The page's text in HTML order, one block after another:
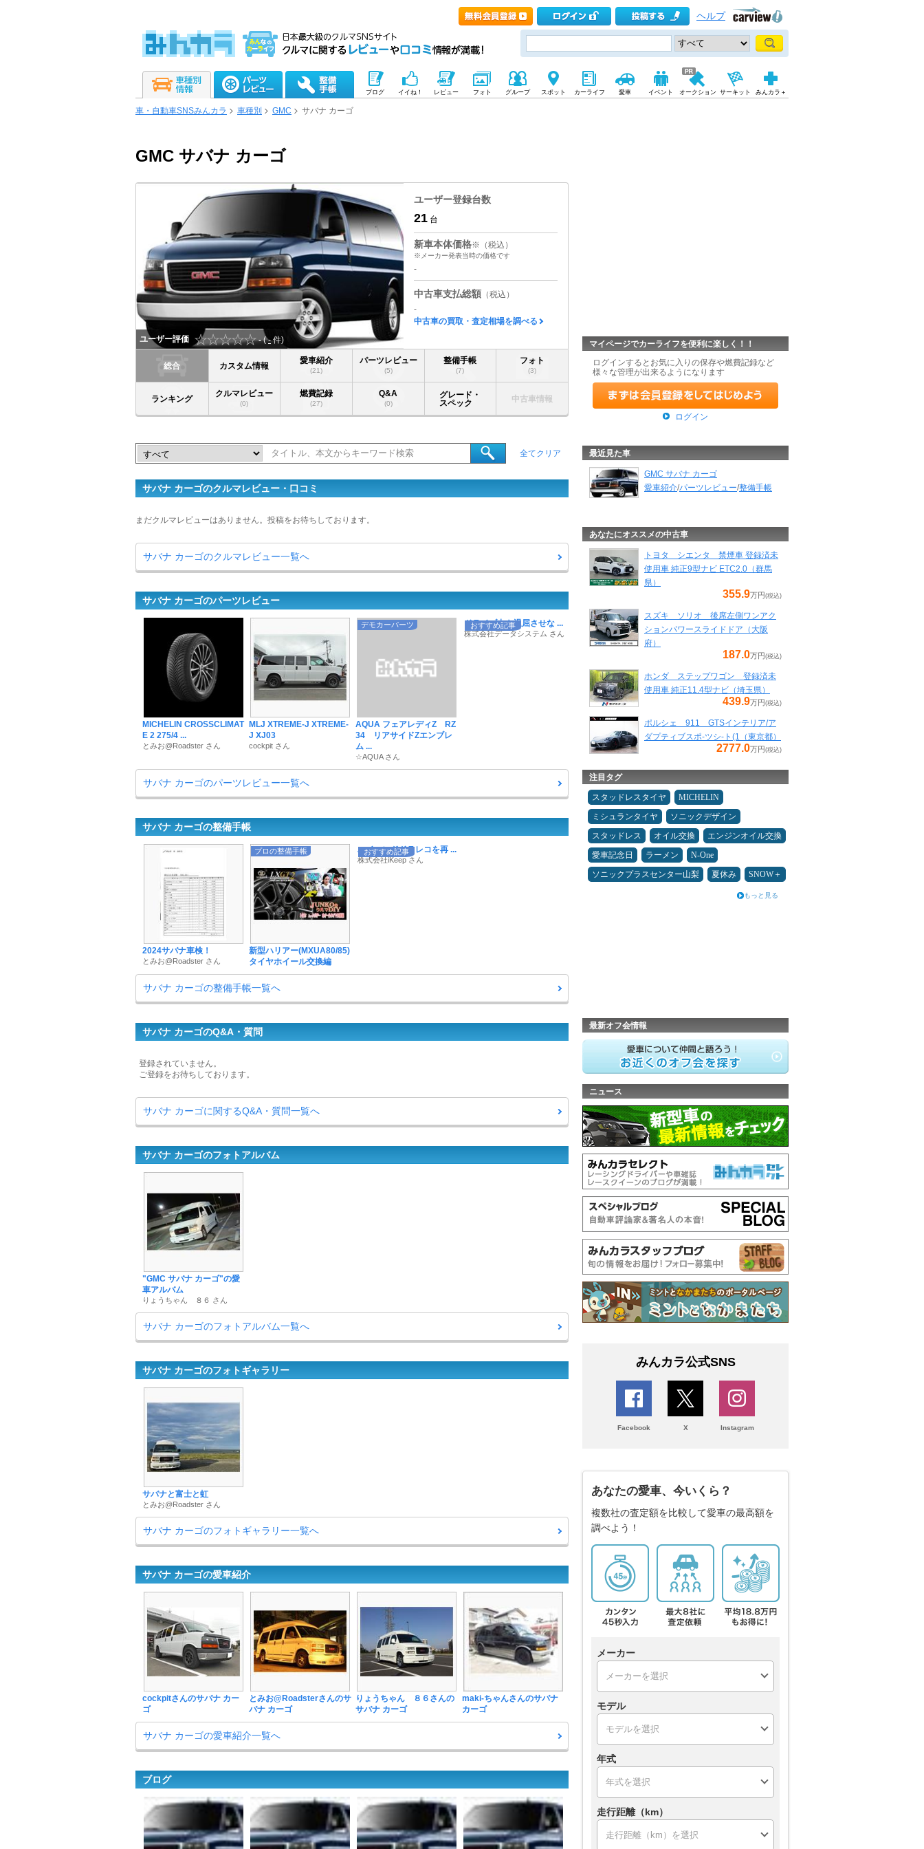
ヘルプ
ブログ イイね！ レビュー フォト グループ スポット カーライフ 愛車 イベント オークション サーキット みんカラ＋
車・自動車SNSみんカラ 車種別 GMC サバナ カーゴ
GMC サバナ カーゴ
ユーザー評価 - (-件)
ユーザー登録台数
21 台
新車本体価格※（税込）
※メーカー発表当時の価格です
-
中古車支払総額 （税込）
-
中古車の買取・査定相場を調べる
総合 カスタム情報
愛車紹介
(21)
パーツレビュー
(5)
整備手帳
(7)
フォト
(3)
ランキング
クルマレビュー
(0)
燃費記録
(27)
Q&A
(0)
グレード・
スペック
中古車情報
全てクリア
サバナ カーゴのクルマレビュー・口コミ
まだクルマレビューはありません。投稿をお待ちしております。
サバナ カーゴのクルマレビュー一覧へ
サバナ カーゴのパーツレビュー
MICHELIN CROSSCLIMAT
E 2 275/4 ...
とみお@Roadster さん
MLJ XTREME-J XTREME-
J XJ03
cockpit さん
デモカーパーツ
AQUA フェアレディZ RZ
34 リアサイドZエンブレ
ム ...
☆AQUA さん
おすすめ記事
ドライブ中も退屈させな ...
株式会社データシステム さん
サバナ カーゴのパーツレビュー一覧へ
サバナ カーゴの整備手帳
2024サバナ車検！
とみお@Roadster さん
プロの整備手帳
新型ハリアー(MXUA80/85)
タイヤホイール交換編
おすすめ記事
ハイエンドドラレコを再 ...
株式会社iKeep さん
サバナ カーゴの整備手帳一覧へ
サバナ カーゴのQ&A・質問
登録されていません。
ご登録をお待ちしております。
サバナ カーゴに関するQ&A・質問一覧へ
サバナ カーゴのフォトアルバム
"GMC サバナ カーゴ"の愛
車アルバム
りょうちゃん ８６ さん
サバナ カーゴのフォトアルバム一覧へ
サバナ カーゴのフォトギャラリー
サバナと富士と虹
とみお@Roadster さん
サバナ カーゴのフォトギャラリー一覧へ
サバナ カーゴの愛車紹介
cockpitさんのサバナ カー
ゴ
とみお@Roadsterさんのサ
バナ カーゴ
りょうちゃん ８６さんの
サバナ カーゴ
maki-ちゃんさんのサバナ
カーゴ
サバナ カーゴの愛車紹介一覧へ
ブログ
マイページでカーライフを便利に楽しく！！
ログインするとお気に入りの保存や燃費記録など
様々な管理が出来るようになります
ログイン
最近見た車
GMC サバナ カーゴ
愛車紹介/パーツレビュー/整備手帳
あなたにオススメの中古車
トヨタ シエンタ 禁煙車 登録済未
使用車 純正9型ナビ ETC2.0（群馬
県）
355.9万円 (税込)
スズキ ソリオ 後席左側ワンアク
ションパワースライドドア（大阪
府）
187.0万円 (税込)
ホンダ ステップワゴン 登録済未
使用車 純正11.4型ナビ（埼玉県）
439.9万円 (税込)
ポルシェ 911 GTSインテリア/ア
ダプティブスポ-ツシ-ト(1（東京都）
2777.0万円 (税込)
注目タグ
スタッドレスタイヤ
MICHELIN
ミシュランタイヤ
ソニックデザイン
スタッドレス
オイル交換
エンジンオイル交換
愛車記念日
ラーメン
N-One
ソニックプラスセンター山梨
夏休み SNOW＋
もっと見る
最新オフ会情報
ニュース
みんカラ公式SNS
Facebook X Instagram
あなたの愛車、今いくら？
複数社の査定額を比較して愛車の最高額を
調べよう！
メーカー
モデル
年式
走行距離（km）